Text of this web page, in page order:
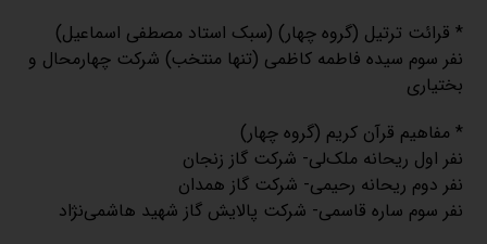
* قرائت ترتیل (گروه چهار) (سبک استاد مصطفی اسماعیل)
نفر سوم سیده فاطمه کاظمی (تنها منتخب) شرکت چهارمحال و
بختیاری
* مفاهیم قرآن کریم (گروه چهار)
نفر اول ریحانه ملک‌لی- شرکت گاز زنجان
نفر دوم ریحانه رحیمی- شرکت گاز همدان
نفر سوم ساره قاسمی- شرکت پالایش گاز شهید هاشمی‌نژاد